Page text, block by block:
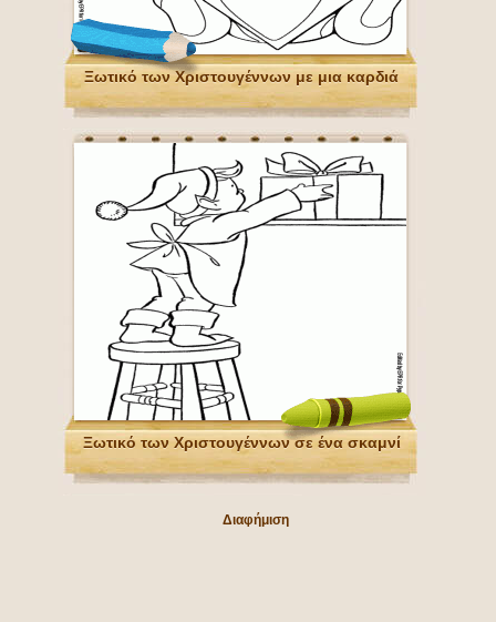
Ξωτικό των Χριστουγέννων με μια καρδιά
Ξωτικό των Χριστουγέννων σε ένα σκαμνί
Διαφήμιση